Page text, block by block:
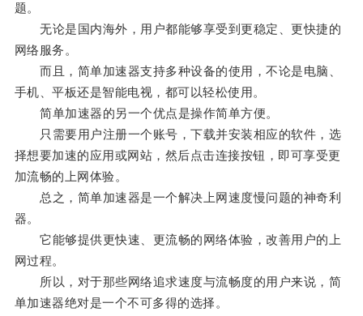
题。
无论是国内海外，用户都能够享受到更稳定、更快捷的
网络服务。
而且，简单加速器支持多种设备的使用，不论是电脑、
手机、平板还是智能电视，都可以轻松使用。
简单加速器的另一个优点是操作简单方便。
只需要用户注册一个账号，下载并安装相应的软件，选
择想要加速的应用或网站，然后点击连接按钮，即可享受更
加流畅的上网体验。
总之，简单加速器是一个解决上网速度慢问题的神奇利
器。
它能够提供更快速、更流畅的网络体验，改善用户的上
网过程。
所以，对于那些网络追求速度与流畅度的用户来说，简
单加速器绝对是一个不可多得的选择。